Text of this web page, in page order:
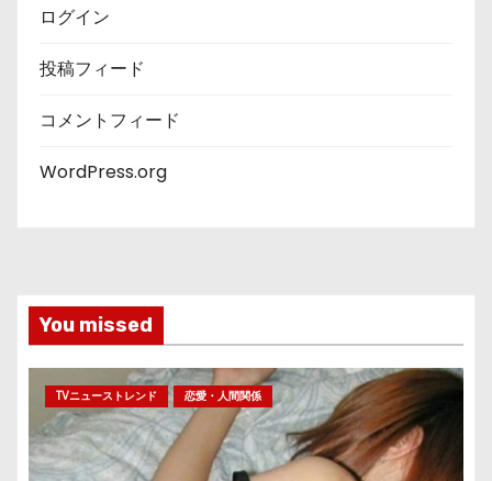
ログイン
投稿フィード
コメントフィード
WordPress.org
You missed
TVニューストレンド 恋愛・人間関係